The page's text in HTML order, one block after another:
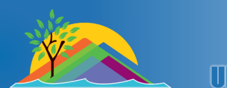
Skip to content